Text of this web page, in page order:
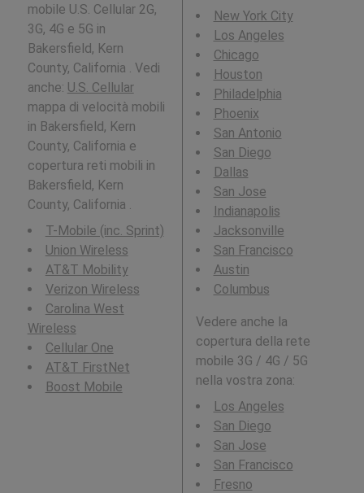
mobile U.S. Cellular 2G,
3G, 4G e 5G in
Bakersfield, Kern
County, California . Vedi
anche: U.S. Cellular
mappa di velocità mobili
in Bakersfield, Kern
County, California e
copertura reti mobili in
Bakersfield, Kern
County, California .
T-Mobile (inc. Sprint)
Union Wireless
AT&T Mobility
Verizon Wireless
Carolina West
Wireless
Cellular One
AT&T FirstNet
Boost Mobile
New York City
Los Angeles
Chicago
Houston
Philadelphia
Phoenix
San Antonio
San Diego
Dallas
San Jose
Indianapolis
Jacksonville
San Francisco
Austin
Columbus
Vedere anche la
copertura della rete
mobile 3G / 4G / 5G
nella vostra zona:
Los Angeles
San Diego
San Jose
San Francisco
Fresno